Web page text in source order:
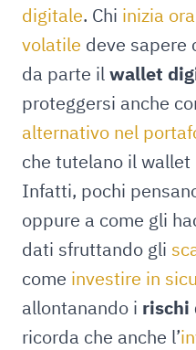
digitale. Chi inizia
volatile deve sapere
da parte ilwallet
proteggersi anche
alternativo nel
che tutelano il
Infatti, pochi
oppure a come gli
dati sfruttando gli
come investire in
allontanando i rischi
ricorda che anche l’